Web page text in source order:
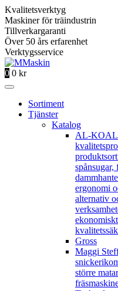
Kvalitetsverktyg
Maskiner för träindustrin
Tillverkargaranti
Över 50 års erfarenhet
Verktygsservice
0 0 kr
Sortiment
Tjänster
Katalog
AL-KO
ergonomi
alternativ
Gross
Maggi
större